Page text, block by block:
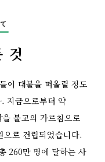
것
이 대불을 떠올릴 정도
지금으로부터 약
불교의 가르침으로
으로 건립되었습니다.
260만 명에 달하는 사